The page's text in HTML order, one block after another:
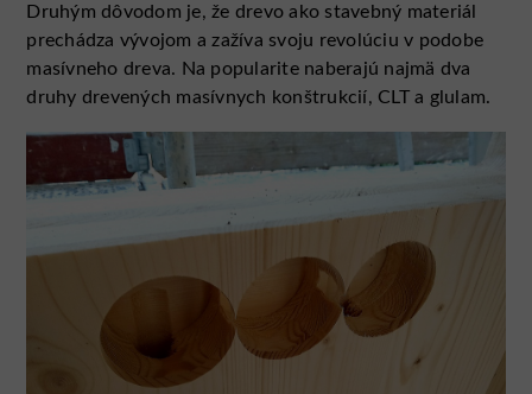
Druhým dôvodom je, že drevo ako stavebný materiál
prechádza vývojom a zažíva svoju revolúciu v podobe
masívneho dreva. Na popularite naberajú najmä dva
druhy drevených masívnych konštrukcií, CLT a glulam.